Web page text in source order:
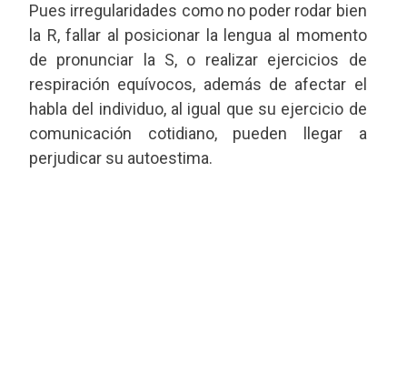
Pues irregularidades como no poder rodar bien
la R, fallar al posicionar la lengua al momento
de pronunciar la S, o realizar ejercicios de
respiración equívocos, además de afectar el
habla del individuo, al igual que su ejercicio de
comunicación cotidiano, pueden llegar a
perjudicar su autoestima.